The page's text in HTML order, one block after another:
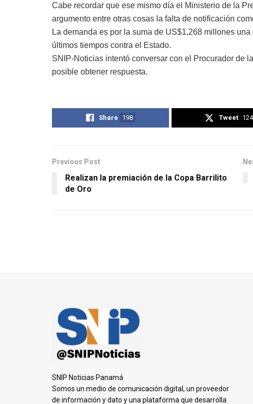
Cabe recordar que ese mismo día el Ministerio de la
argumento entre otras cosas la falta de notificación
La demanda es por la suma de US$1,268 millones
últimos tiempos contra el Estado.
SNIP-Noticias intentó conversar con el Procurador de
posible obtener respuesta.
Share 198 Tweet 124
Previous Post
Realizan la premiación de la Copa Barrilito
de Oro
SNIP Noticias Panamá
Somos un medio de comunicación digital, un proveedor
de información y dato y una plataforma que desarrolla